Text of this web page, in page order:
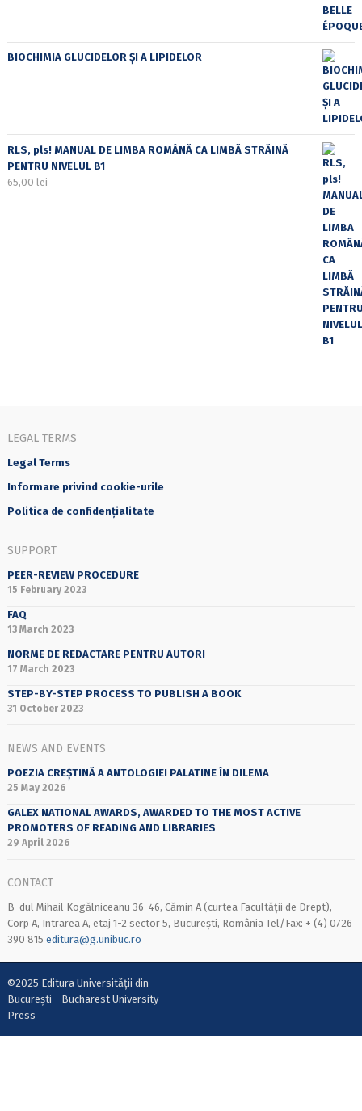
BIOCHIMIA GLUCIDELOR ȘI A LIPIDELOR
RLS, pls! MANUAL DE LIMBA ROMÂNĂ CA LIMBĂ STRĂINĂ
PENTRU NIVELUL B1
65,00 lei
LEGAL TERMS
Legal Terms
Informare privind cookie-urile
Politica de confidențialitate
SUPPORT
PEER-REVIEW PROCEDURE
15 February 2023
FAQ
13 March 2023
NORME DE REDACTARE PENTRU AUTORI
17 March 2023
STEP-BY-STEP PROCESS TO PUBLISH A BOOK
31 October 2023
NEWS AND EVENTS
POEZIA CREȘTINĂ A ANTOLOGIEI PALATINE ÎN DILEMA
25 May 2026
GALEX NATIONAL AWARDS, AWARDED TO THE MOST ACTIVE
PROMOTERS OF READING AND LIBRARIES
29 April 2026
CONTACT
B-dul Mihail Kogălniceanu 36-46, Cămin A (curtea Facultății de Drept),
Corp A, Intrarea A, etaj 1-2 sector 5, București, România Tel/Fax: + (4) 0726
390 815 editura@g.unibuc.ro
©2025 Editura Universității din
București - Bucharest University
Press